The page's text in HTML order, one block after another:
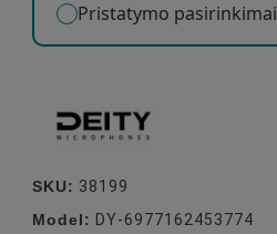
Pristatymo pasirinkimai
SKU: 38199
Model: DY-6977162453774